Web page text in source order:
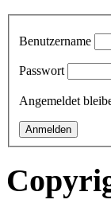
Benutzername
Passwort
Angemeldet